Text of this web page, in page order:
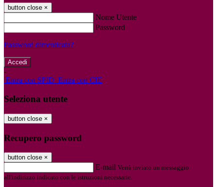
button close ×
Nome Utente
Password
Password dimenticata?
-
Entra con SPID Entra con CIE
Seleziona utente
button close ×
Recupero password
button close ×
E-mail Verrà inviato un messaggio
all'indirizzo indicato con le istruzioni necessarie.